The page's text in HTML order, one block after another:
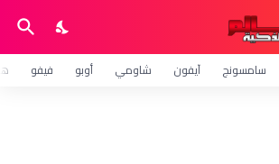
سامسونج آيفون شاومي أوبو فيفو